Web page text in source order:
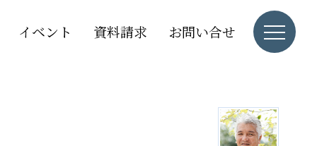
イベント 資料請求 お問い合せ